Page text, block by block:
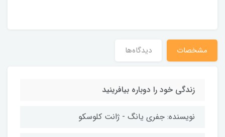
مشخصات دیدگاه‌ها
زندگی خود را دوباره بیافرینید
نویسنده: جفری یانگ - ژانت کلوسکو